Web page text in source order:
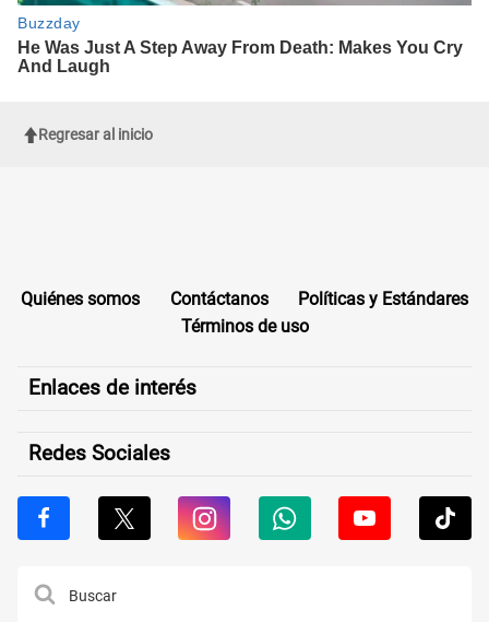
Regresar al inicio
Quiénes somos Contáctanos
Políticas y Estándares
Términos de uso
Enlaces de interés
Redes Sociales